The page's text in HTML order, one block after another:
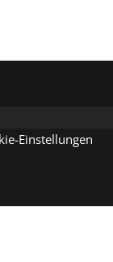
Einstellungen